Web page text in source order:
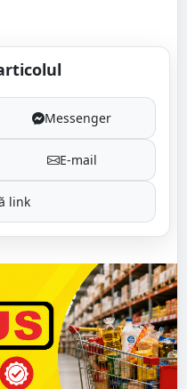
Messenger
E-mail
link